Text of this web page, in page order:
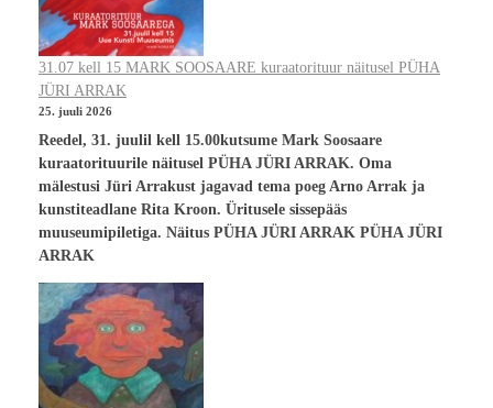
31.07 kell 15 MARK SOOSAARE kuraatorituur näitusel PÜHA
JÜRI ARRAK
25. juuli 2026
Reedel, 31. juulil kell 15.00kutsume Mark Soosaare
kuraatorituurile näitusel PÜHA JÜRI ARRAK. Oma
mälestusi Jüri Arrakust jagavad tema poeg Arno Arrak ja
kunstiteadlane Rita Kroon. Üritusele sissepääs
muuseumipiletiga. Näitus PÜHA JÜRI ARRAK PÜHA JÜRI
ARRAK